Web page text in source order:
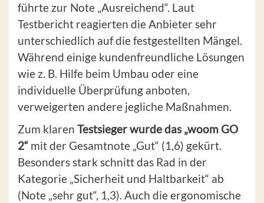
führte zur Note „Ausreichend“. Laut
Testbericht reagierten die Anbieter sehr
unterschiedlich auf die festgestellten Mängel.
Während einige kundenfreundliche Lösungen
wie z. B. Hilfe beim Umbau oder eine
individuelle Überprüfung anboten,
verweigerten andere jegliche Maßnahmen.
Zum klaren Testsieger wurde das „woom GO
2“ mit der Gesamtnote „Gut“ (1,6) gekürt.
Besonders stark schnitt das Rad in der
Kategorie „Sicherheit und Haltbarkeit“ ab
(Note „sehr gut“, 1,3). Auch die ergonomische